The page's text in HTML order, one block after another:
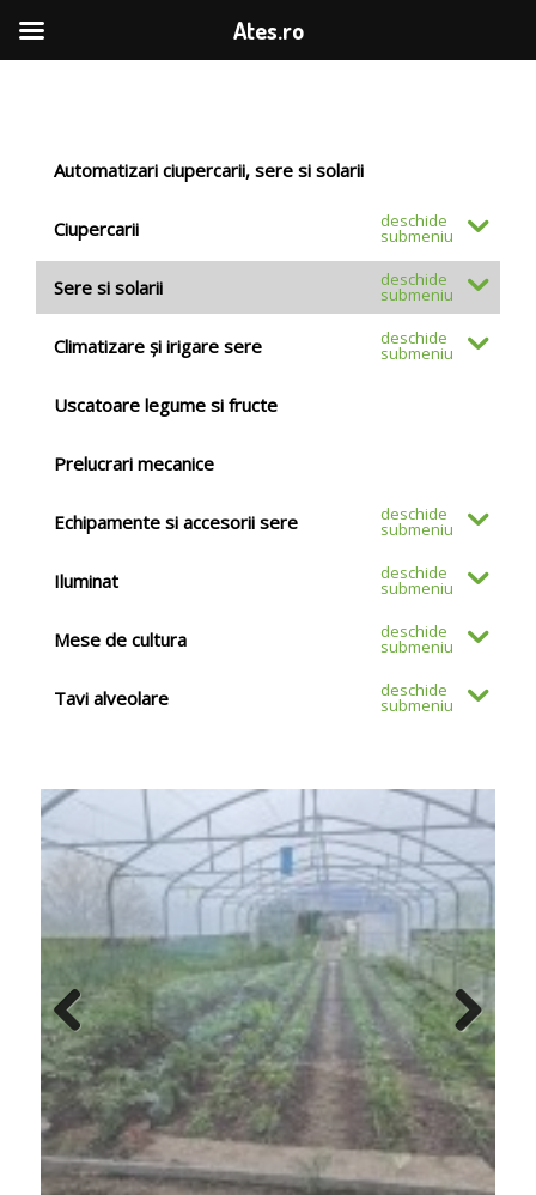
Automatizari ciupercarii, sere si solarii
Ciupercarii
Sere si solarii
Climatizare și irigare sere
Uscatoare legume si fructe
Prelucrari mecanice
Echipamente si accesorii sere
Iluminat
Mese de cultura
Tavi alveolare
Previous Next
Ates.ro